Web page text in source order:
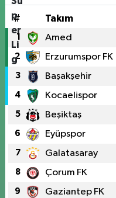
# Takım
1 Amed
2 Erzurumspor FK
3 Başakşehir
4 Kocaelispor
5 Beşiktaş
6 Eyüpspor
7 Galatasaray
8 Çorum FK
9 Gaziantep FK